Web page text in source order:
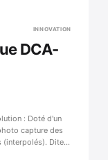
INNOVATION
DCA-
: Doté d'un
capture des
(interpolés). Dites